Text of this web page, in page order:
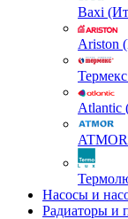
Baxi
Ariston
Atlantic
Насосы и
Радиаторы и